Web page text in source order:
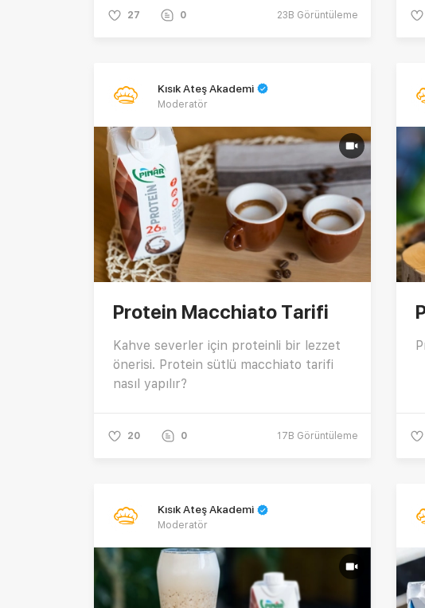
27 0 23B Görüntüleme
Kısık Ateş Akademi
Moderatör
Protein Macchiato Tarifi
Kahve severler için proteinli bir lezzet
önerisi. Protein sütlü macchiato tarifi
nasıl yapılır?
20 0 17B Görüntüleme
Kısık Ateş Akademi
Moderatör